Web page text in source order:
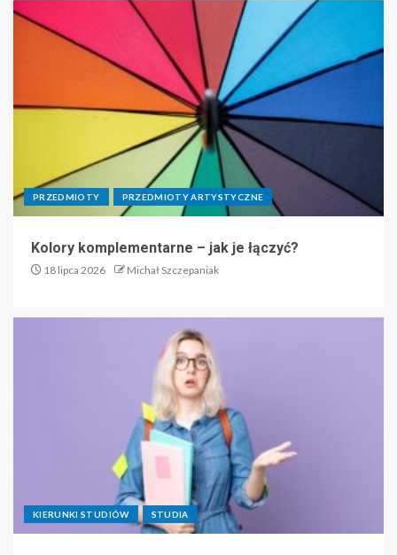
PRZEDMIOTY PRZEDMIOTY ARTYSTYCZNE
Kolory komplementarne – jak je łączyć?
18 lipca 2026 Michał Szczepaniak
KIERUNKI STUDIÓW STUDIA